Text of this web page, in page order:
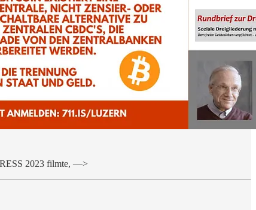
2023 filmte, —>